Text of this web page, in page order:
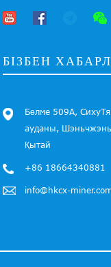
БІЗБЕН
Бөлме 509А,
ауданы,
Қытай
+86 18664340881
info@hkcx-